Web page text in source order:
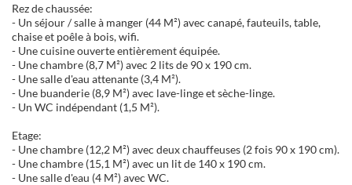
Rez de chaussée:
- Un séjour / salle à manger (44 M²) avec canapé, fauteuils, table,
chaise et poêle à bois, wifi.
- Une cuisine ouverte entièrement équipée.
- Une chambre (8,7 M²) avec 2 lits de 90 x 190 cm.
- Une salle d'eau attenante (3,4 M²).
- Une buanderie (8,9 M²) avec lave-linge et sèche-linge.
- Un WC indépendant (1,5 M²).
Etage:
- Une chambre (12,2 M²) avec deux chauffeuses (2 fois 90 x 190 cm).
- Une chambre (15,1 M²) avec un lit de 140 x 190 cm.
- Une salle d'eau (4 M²) avec WC.